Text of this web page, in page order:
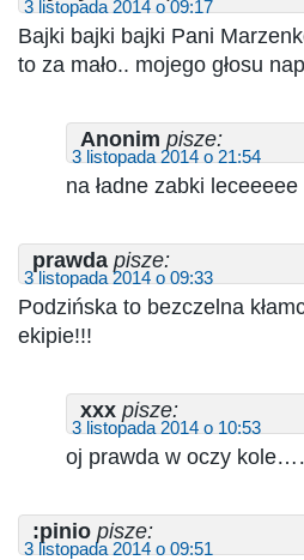
3 listopada 2014 o 09:17
Bajki bajki bajki Pani
to za mało.. mojego głosu
Anonim pisze:
3 listopada 2014 o 21:54
na ładne zabki leceeeee
prawda pisze:
3 listopada 2014 o 09:33
Podzińska to bezczelna
ekipie!!!
xxx pisze:
3 listopada 2014 o 10:53
oj prawda w oczy
:pinio pisze:
3 listopada 2014 o 09:51